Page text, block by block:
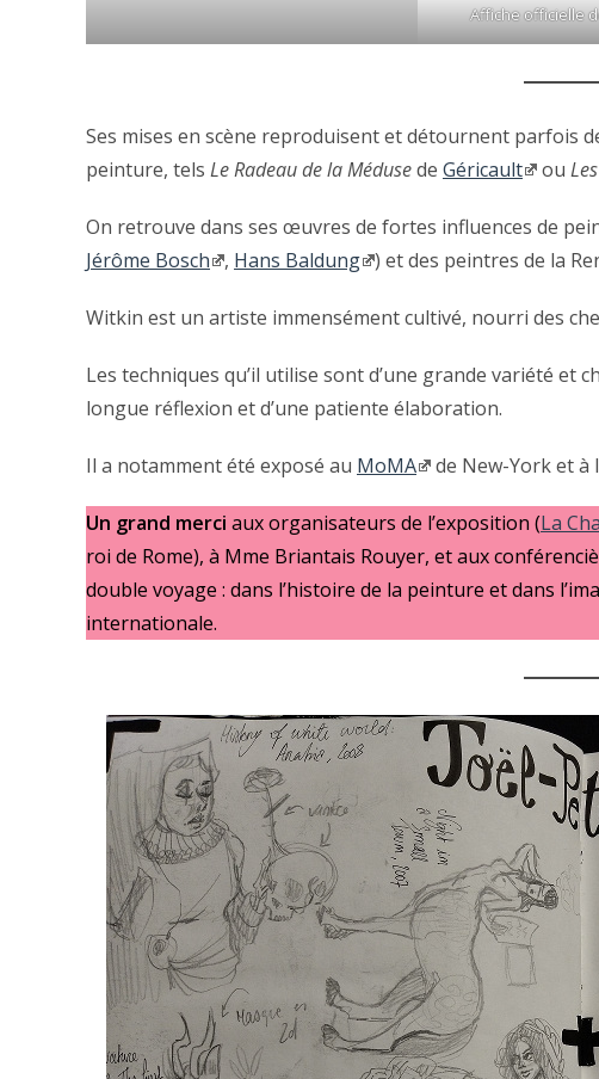
Affiche officielle
Ses mises en scène reproduisent et détournent parfois
peinture, tels Le Radeau de la Médusede Géricault ou
On retrouve dans ses œuvres de fortes influences de
Jérôme Bosch
, Hans Baldung ) et des peintres de la
Witkin est un artiste immensément cultivé, nourri des
Les techniques qu’il utilise sont d’une grande variété et
longue réflexion et d’une patiente élaboration.
Il a notamment été exposé au MoMA de New-York et à
Un grand merci aux organisateurs de l’exposition (La
roi de Rome), à Mme Briantais Rouyer, et aux
double voyage : dans l’histoire de la peinture et dans
internationale.